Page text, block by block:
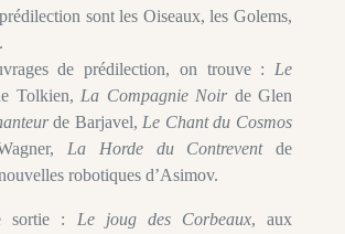
sont les Oiseaux, les Golems,
de prédilection, on trouve : Le
Tolkien, La Compagnie Noirde Glen
de Barjavel, Le Chant du Cosmos
La Horde du Contreventde
robotiques d’Asimov.
sortie : Le joug des Corbeaux, aux